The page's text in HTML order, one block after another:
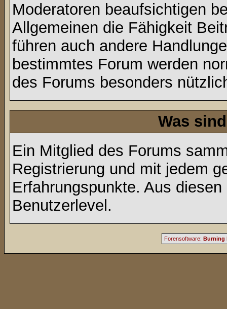
Moderatoren beaufsichtigen
Allgemeinen die Fähigkeit
führen auch andere
bestimmtes Forum werden
des Forums besonders
Was
Ein Mitglied des Forums
Registrierung und mit jedem
Erfahrungspunkte. Aus
Benutzerlevel.
Forensoftware: Burning